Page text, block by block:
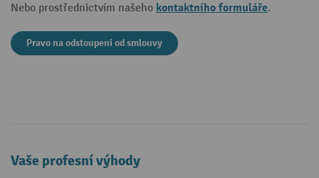
Nebo prostřednictvím našeho kontaktního formuláře.
Pravo na odstoupeni od smlouvy
Vaše profesní výhody